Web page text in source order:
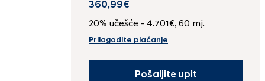
360,99€
20% učešće - 4.701€, 60 mj.
Prilagodite plaćanje
Pošaljite upit